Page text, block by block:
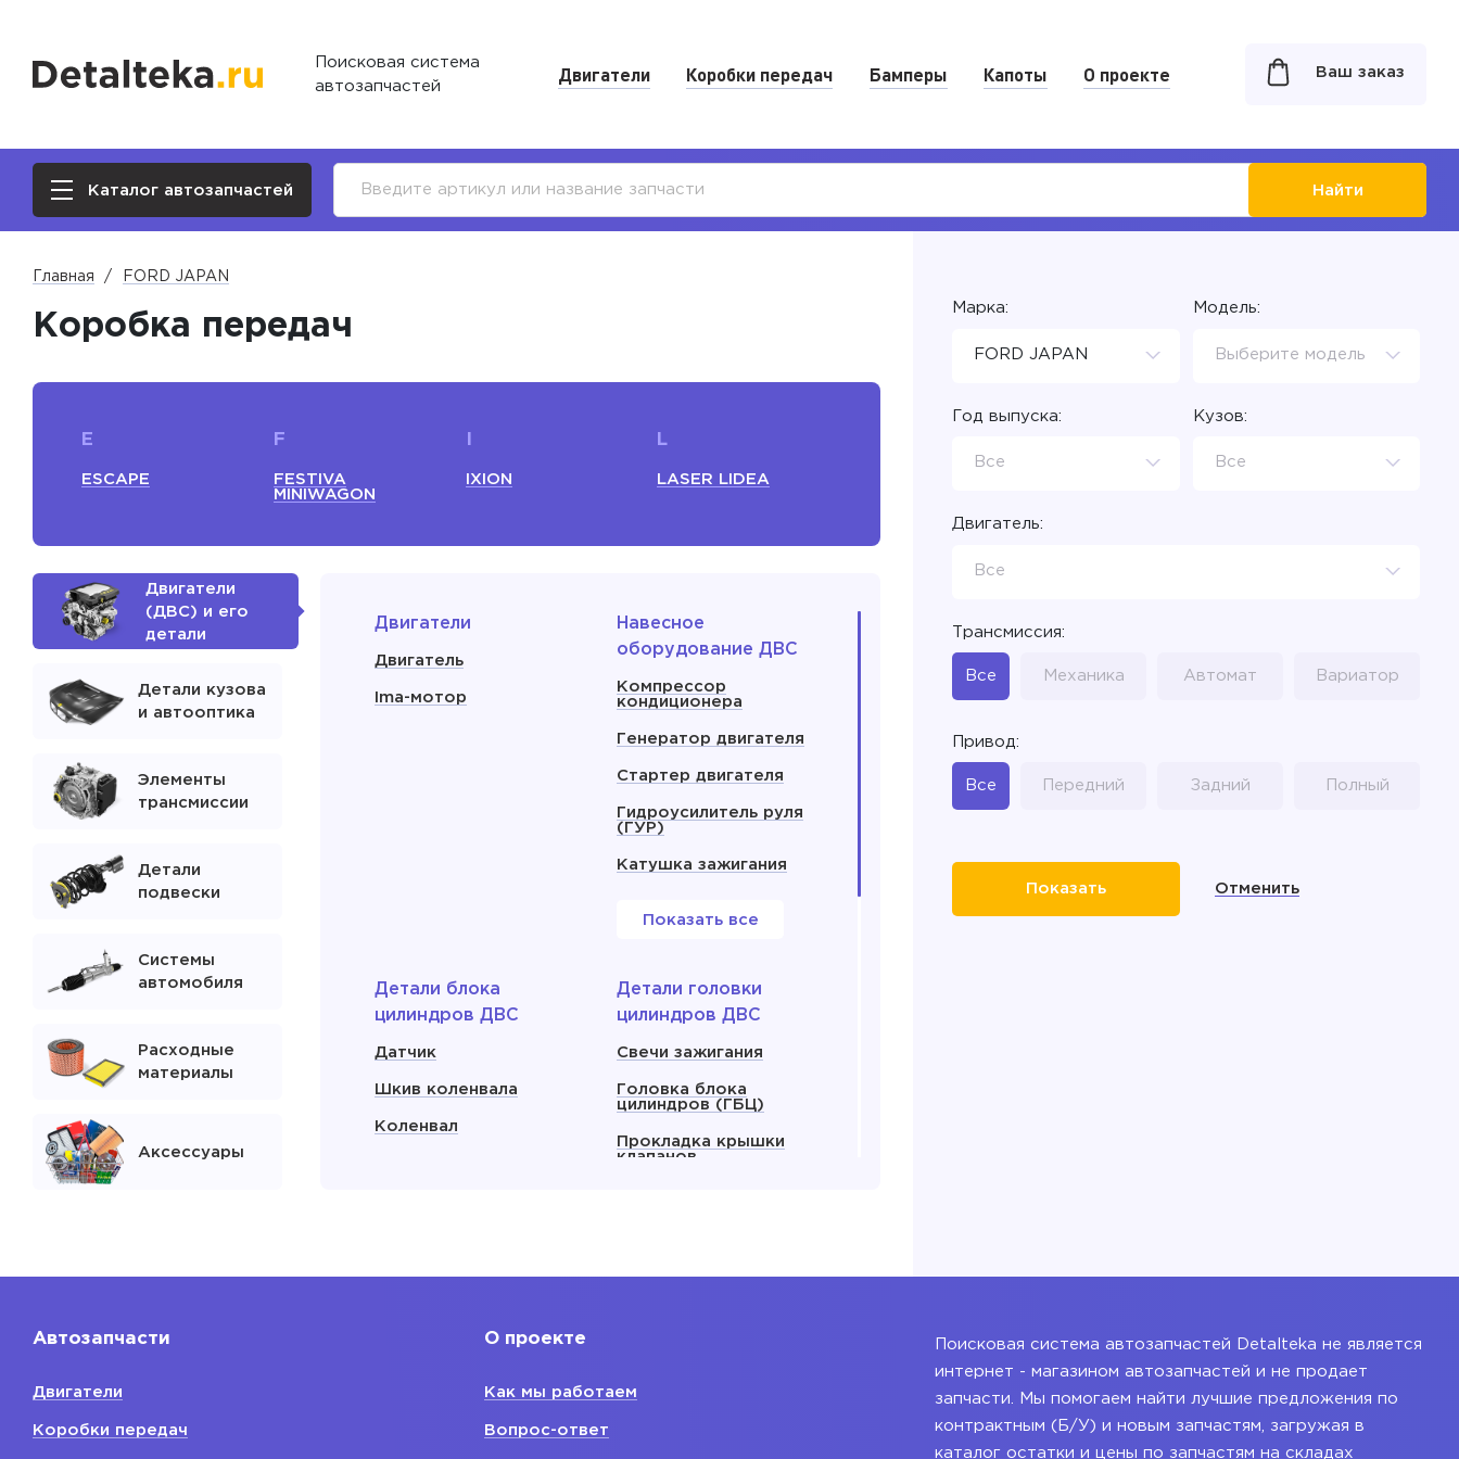
Поисковая система
автозапчастей
Двигатели Коробки передач Бамперы Капоты О проекте Ваш заказ
Каталог автозапчастей Найти
Главная FORD JAPAN
Коробка передач
E
ESCAPE
F
FESTIVA
MINIWAGON
IXION
L
LASER LIDEA
Двигатели
(ДВС) и его
детали
Детали кузова
и автооптика
Элементы
трансмиссии
Детали
подвески
Системы
автомобиля
Расходные
материалы
Аксессуары
Двигатели
Двигатель
Ima-мотор
Навесное
оборудование ДВС
Компрессор
кондиционера
Генератор двигателя
Стартер двигателя
Гидроусилитель руля
(ГУР)
Катушка зажигания
Показать все
Детали блока
цилиндров ДВС
Датчик
Шкив коленвала
Коленвал
Детали головки
цилиндров ДВС
Свечи зажигания
Головка блока
цилиндров (ГБЦ)
Прокладка крышки
клапанов
Блок двигателя
Марка:
FORD JAPAN
Модель:
Выберите модель
Год выпуска:
Все
Кузов:
Все
Двигатель:
Все
Трансмиссия:
Все Механика Автомат Вариатор
Привод:
Все Передний Задний Полный
Отменить
Автозапчасти
Двигатели
Коробки передач
О проекте
Как мы работаем
Вопрос-ответ
Поисковая система автозапчастей Detalteka не является
интернет - магазином автозапчастей и не продает
запчасти. Мы помогаем найти лучшие предложения по
контрактным (Б/У) и новым запчастям, загружая в
каталог остатки и цены по запчастям на складах